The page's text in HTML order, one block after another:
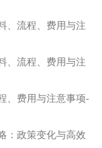
、流程、费用与注
、流程、费用与注
、费用与注意事项-
：政策变化与高效